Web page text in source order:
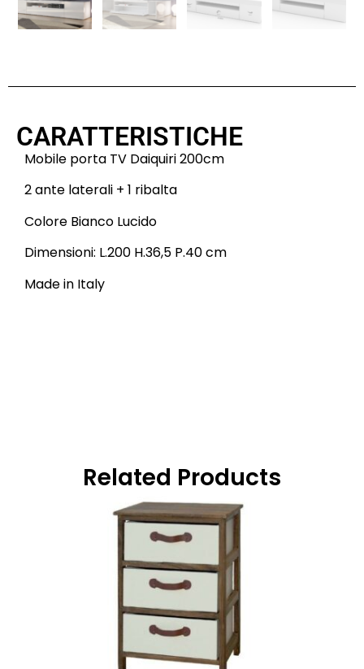
CARATTERISTICHE
Mobile porta TV Daiquiri 200cm
2 ante laterali + 1 ribalta
Colore Bianco Lucido
Dimensioni: L.200 H.36,5 P.40 cm
Made in Italy
Related Products